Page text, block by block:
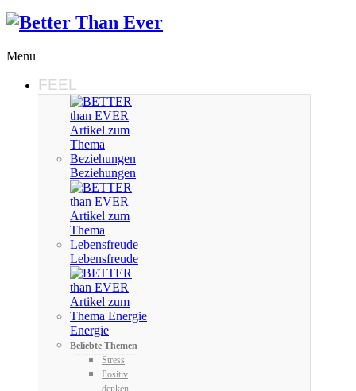
Menu
FEEL
Beziehungen
Lebensfreude
Energie
Beliebte Themen
Stress
Positiv
denken